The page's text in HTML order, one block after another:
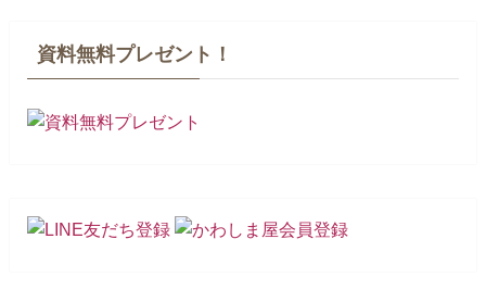
資料無料プレゼント！